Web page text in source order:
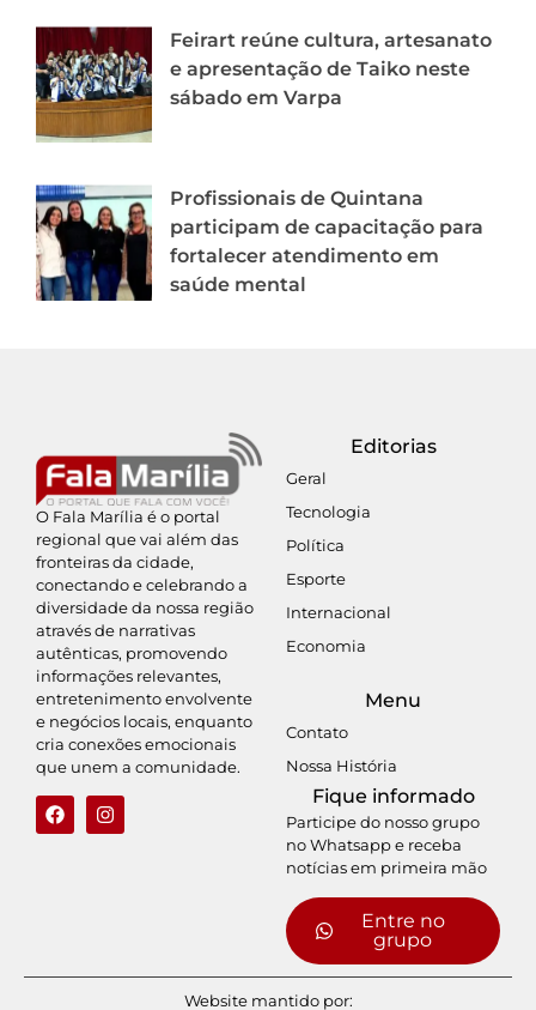
Feirart reúne cultura, artesanato
e apresentação de Taiko neste
sábado em Varpa
Profissionais de Quintana
participam de capacitação para
fortalecer atendimento em
saúde mental
O Fala Marília é o portal
regional que vai além das
fronteiras da cidade,
conectando e celebrando a
diversidade da nossa região
através de narrativas
autênticas, promovendo
informações relevantes,
entretenimento envolvente
e negócios locais, enquanto
cria conexões emocionais
que unem a comunidade.
Editorias
Geral
Tecnologia
Política
Esporte
Internacional
Economia
Menu
Contato
Nossa História
Fique informado
Participe do nosso grupo
no Whatsapp e receba
notícias em primeira mão
Entre no
grupo
Website mantido por: